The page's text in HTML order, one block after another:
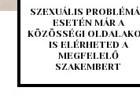
SZEXUÁLIS
ESETÉN MÁR A
KÖZÖSSÉGI
IS ELÉRHETED A
MEGFELELŐ
SZAKEMBERT